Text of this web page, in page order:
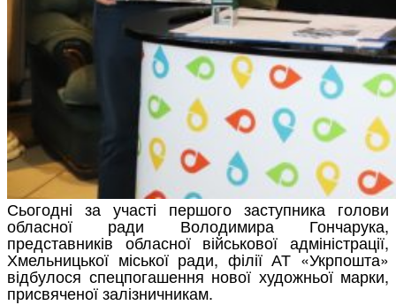
Сьогодні за участі першого заступника голови
обласної ради Володимира Гончарука,
представників обласної військової адміністрації,
Хмельницької міської ради, філії АТ «Укрпошта»
відбулося спецпогашення нової художньої марки,
присвяченої залізничникам.